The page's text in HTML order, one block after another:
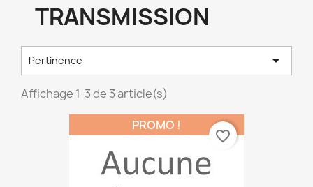
TRANSMISSION
Pertinence 
Affichage 1-3 de 3 article(s)
PROMO !
favorite_border